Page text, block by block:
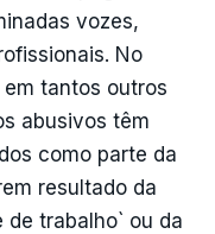
vozes,
No
tantos outros
abusivos têm
como parte da
resultado da
de trabalho` ou da